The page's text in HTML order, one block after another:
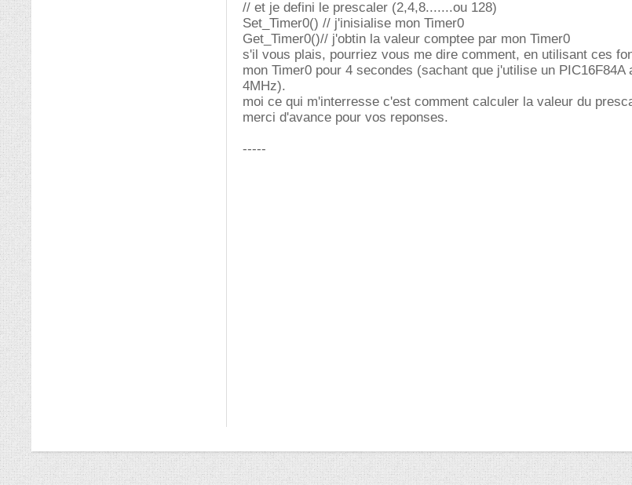
// et je defini le prescaler (2,4,8.......ou 128)
Set_Timer0() // j'inisialise mon Timer0
Get_Timer0()// j'obtin la valeur comptee par mon Timer0
s'il vous plais, pourriez vous me dire comment, en utilisant ces
mon Timer0 pour 4 secondes (sachant que j'utilise un PIC16F84A
4MHz).
moi ce qui m'interresse c'est comment calculer la valeur du
merci d'avance pour vos reponses.
-----